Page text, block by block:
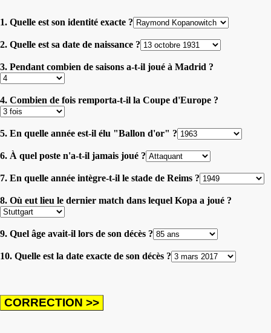
1. Quelle est son identité exacte ?
2. Quelle est sa date de naissance ?
3. Pendant combien de saisons a-t-il joué à Madrid ?
4. Combien de fois remporta-t-il la Coupe d'Europe ?
5. En quelle année est-il élu "Ballon d'or" ?
6. À quel poste n'a-t-il jamais joué ?
7. En quelle année intègre-t-il le stade de Reims ?
8. Où eut lieu le dernier match dans lequel Kopa a joué ?
9. Quel âge avait-il lors de son décès ?
10. Quelle est la date exacte de son décès ?